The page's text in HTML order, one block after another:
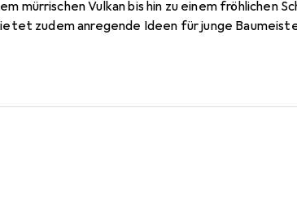
mürrischen Vulkan bis hin zu einem fröhlichen
zudem anregende Ideen für junge
15 verschiedene Gestalten: Steinhaufen/
gross, 7 cm breit und 1 cm tief.